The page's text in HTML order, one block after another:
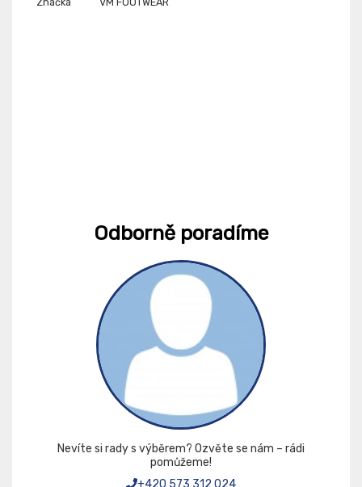
Odborně poradíme
Nevíte si rady s výběrem? Ozvěte se nám – rádi
pomůžeme!
+420 573 312 024